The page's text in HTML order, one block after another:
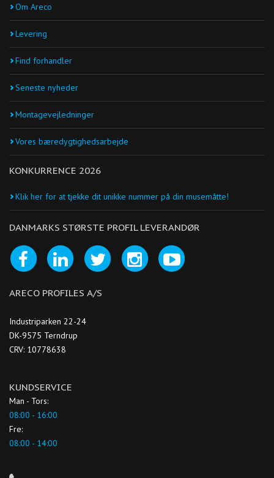
Om Areco
Levering
Find forhandler
Seneste nyheder
Montagevejledninger
Vores bæredygtighedsarbejde
KONKURRENCE 2026
Klik her for at tjekke dit unikke nummer på din musemåtte!
DANMARKS STØRSTE PROFIL LEVERANDØR
ARECO PROFILES A/S
Industriparken 22-24
DK-9575 Terndrup
CRV: 10778638
KUNDSERVICE
Man - Tors:
08:00 - 16:00
Fre:
08:00 - 14:00